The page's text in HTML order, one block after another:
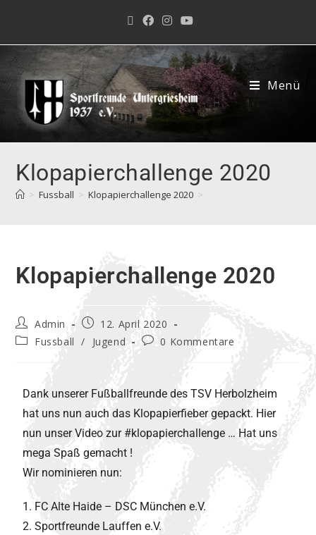
Menü
Klopapierchallenge 2020
> Fussball > Klopapierchallenge 2020 >
Klopapierchallenge 2020
Admin
12. April 2020
Fussball
/ Jugend 0 Kommentare
Dank unserer Fußballfreunde des TSV Herbolzheim
hat uns nun auch das Klopapierfieber gepackt. Hier
nun unser Video zur #klopapierchallenge … Hat uns
mega Spaß gemacht !
Wir nominieren nun:
1. FC Alte Haide – DSC München e.V.
2. Sportfreunde Lauffen e.V.